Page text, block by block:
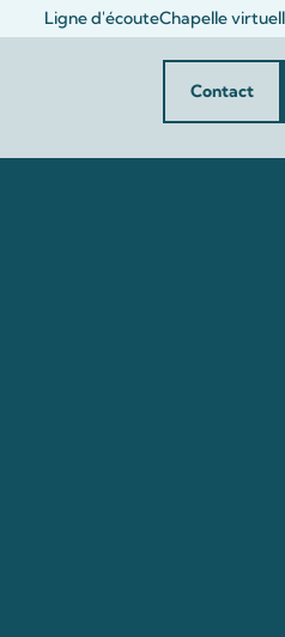
Ligne d'écouteChapelle
Contact